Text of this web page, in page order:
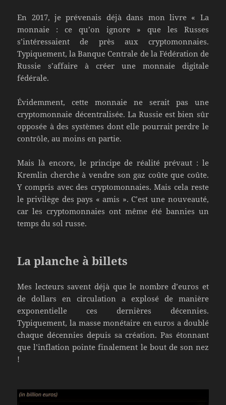
En 2017, je prévenais déjà dans mon livre « La
monnaie : ce qu’on ignore » que les Russes
s’intéressaient de près aux cryptomonnaies.
Typiquement, la Banque Centrale de la Fédération de
Russie s’affaire à créer une monnaie digitale
fédérale.
Évidemment, cette monnaie ne serait pas une
cryptomonnaie décentralisée. La Russie est bien sûr
opposée à des systèmes dont elle pourrait perdre le
contrôle, au moins en partie.
Mais là encore, le principe de réalité prévaut : le
Kremlin cherche à vendre son gaz coûte que coûte.
Y compris avec des cryptomonnaies. Mais cela reste
le privilège des pays « amis ». C’est une nouveauté,
car les cryptomonnaies ont même été bannies un
temps du sol russe.
La planche à billets
Mes lecteurs savent déjà que le nombre d’euros et
de dollars en circulation a explosé de manière
exponentielle ces dernières décennies.
Typiquement, la masse monétaire en euros a doublé
chaque décennies depuis sa création. Pas étonnant
que l’inflation pointe finalement le bout de son nez
!